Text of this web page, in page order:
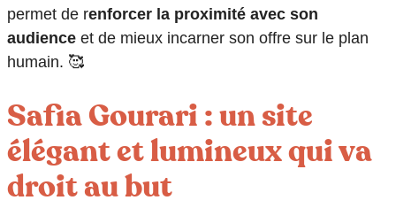
permet de renforcer la proximité avec son
audience et de mieux incarner son offre sur le plan
humain. 🥰
Safia Gourari : un site
élégant et lumineux qui va
droit au but